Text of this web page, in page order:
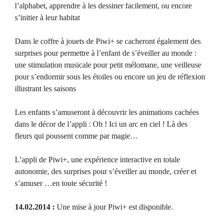
l’alphabet, apprendre à les dessiner facilement, ou encore
s’initier à leur habitat
Dans le coffre à jouets de Piwi+ se cacheront également des
surprises pour permettre à l’enfant de s’éveiller au monde :
une stimulation musicale pour petit mélomane, une veilleuse
pour s’endormir sous les étoiles ou encore un jeu de réflexion
illustrant les saisons
Les enfants s’amuseront à découvrir les animations cachées
dans le décor de l’appli : Oh ! Ici un arc en ciel ! Là des
fleurs qui poussent comme par magie…
L’appli de Piwi+, une expérience interactive en totale
autonomie, des surprises pour s’éveiller au monde, créer et
s’amuser …en toute sécurité !
14.02.2014 : Une mise à jour Piwi+ est disponible.